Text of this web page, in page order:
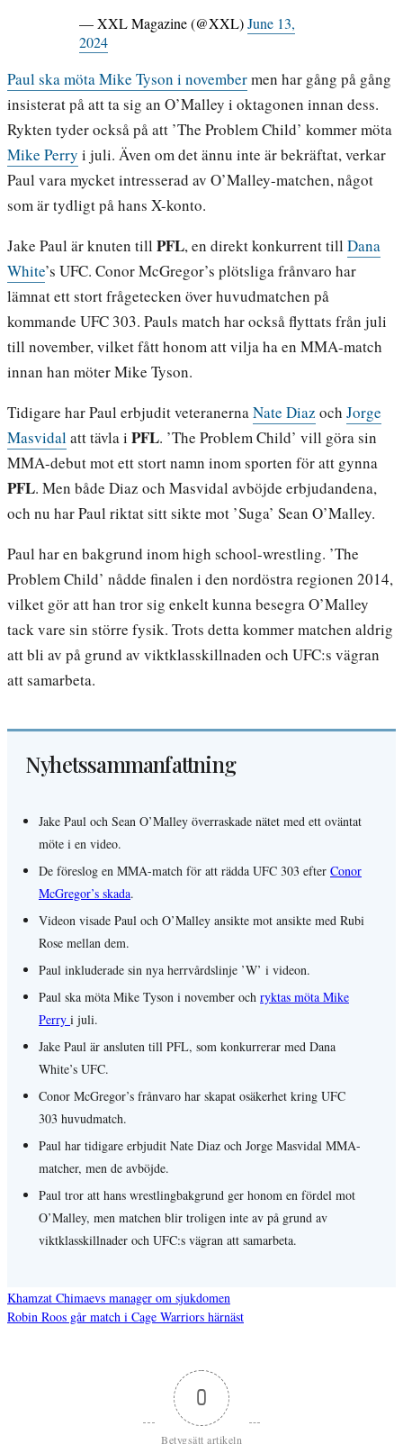
— XXL Magazine (@XXL)June 13,
2024
Paul ska möta Mike Tyson i novembermen har gång på gång
insisterat på att ta sig an O’Malley i oktagonen innan dess.
Rykten tyder också på att ’The Problem Child’ kommer möta
Mike Perry i juli. Även om det ännu inte är bekräftat, verkar
Paul vara mycket intresserad av O’Malley-matchen, något
som är tydligt på hans X-konto.
Jake Paul är knuten till PFL, en direkt konkurrent till Dana
White’s UFC. Conor McGregor’s plötsliga frånvaro har
lämnat ett stort frågetecken över huvudmatchen på
kommande UFC 303. Pauls match har också flyttats från juli
till november, vilket fått honom att vilja ha en MMA-match
innan han möter Mike Tyson.
Tidigare har Paul erbjudit veteranernaNate Diaz och Jorge
Masvidalatt tävla i PFL. ’The Problem Child’ vill göra sin
MMA-debut mot ett stort namn inom sporten för att gynna
PFL. Men både Diaz och Masvidal avböjde erbjudandena,
och nu har Paul riktat sitt sikte mot ’Suga’ Sean O’Malley.
Paul har en bakgrund inom high school-wrestling. ’The
Problem Child’ nådde finalen i den nordöstra regionen 2014,
vilket gör att han tror sig enkelt kunna besegra O’Malley
tack vare sin större fysik. Trots detta kommer matchen aldrig
att bli av på grund av viktklasskillnaden och UFC:s vägran
att samarbeta.
Nyhetssammanfattning
Jake Paul och Sean O’Malley överraskade nätet med ett oväntat
möte i en video.
De föreslog en MMA-match för att rädda UFC 303 efter Conor
McGregor’s skada.
Videon visade Paul och O’Malley ansikte mot ansikte med Rubi
Rose mellan dem.
Paul inkluderade sin nya herrvårdslinje ’W’ i videon.
Paul ska möta Mike Tyson i november och ryktas möta Mike
Perry i juli.
Jake Paul är ansluten till PFL, som konkurrerar med Dana
White’s UFC.
Conor McGregor’s frånvaro har skapat osäkerhet kring UFC
303 huvudmatch.
Paul har tidigare erbjudit Nate Diaz och Jorge Masvidal MMA-
matcher, men de avböjde.
Paul tror att hans wrestlingbakgrund ger honom en fördel mot
O’Malley, men matchen blir troligen inte av på grund av
viktklasskillnader och UFC:s vägran att samarbeta.
Khamzat Chimaevs manager om sjukdomen
Robin Roos går match i Cage Warriors härnäst
0
Betygsätt artikeln